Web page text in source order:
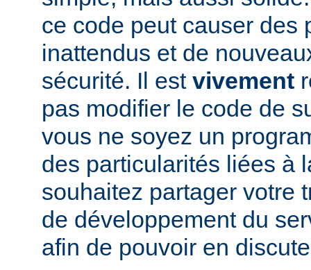
ce code peut causer des
inattendus et de
sécurité. Il est vivement
pas modifier le code de
vous ne soyez un
des particularités liées à
souhaitez partager votre
de développement du
afin de pouvoir en